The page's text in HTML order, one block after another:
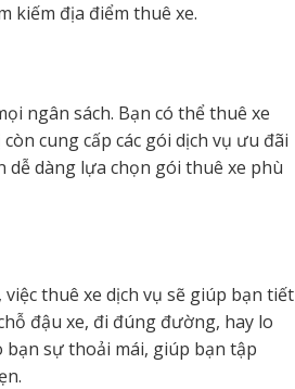
kiếm địa điểm thuê xe.
ngân sách. Bạn có thể thuê xe
cung cấp các gói dịch vụ ưu đãi
dễ dàng lựa chọn gói thuê xe phù
thuê xe dịch vụ sẽ giúp bạn tiết
đậu xe, đi đúng đường, hay lo
bạn sự thoải mái, giúp bạn tập